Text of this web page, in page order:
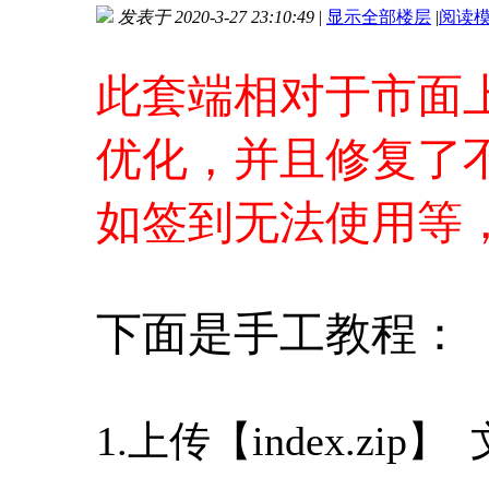
发表于 2020-3-27 23:10:49 | 显示全部楼层 |阅读
此套端相对于市面
优化，并且修复了
如签到无法使用等
下面是手工教程：
1.上传【index.zip】